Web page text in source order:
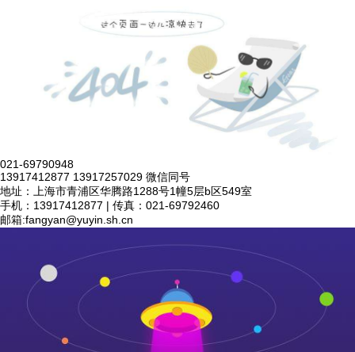
021-69790948
13917412877 13917257029 微信同号
地址：上海市青浦区华腾路1288号1幢5层b区549室
手机：13917412877 | 传真：021-69792460
邮箱:fangyan@yuyin.sh.cn